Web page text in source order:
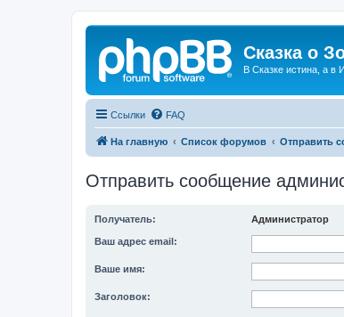
Сказка о
В Сказке истина, а в
Ссылки FAQ
На главную Список форумов Отправить
Отправить сообщение
Получатель: Администратор
Ваш адрес email:
Ваше имя:
Заголовок: